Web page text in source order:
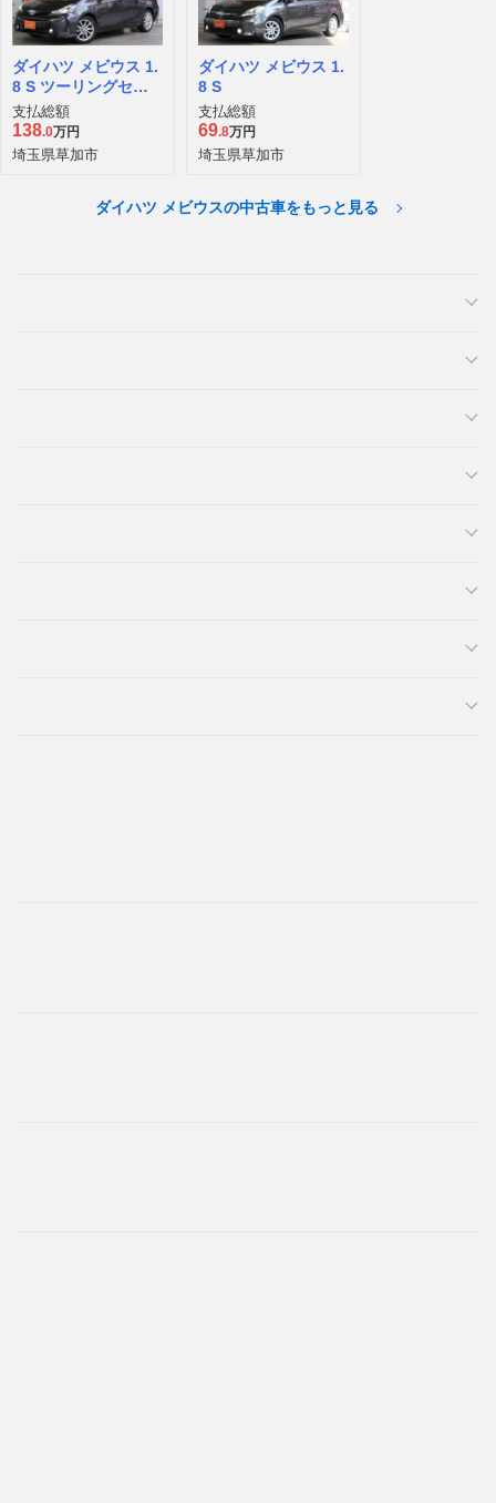
ダイハツ メビウス 1.
8 S ツーリングセレ
クション
支払総額
138.0万円
埼玉県草加市
ダイハツ メビウス 1.
8 S
支払総額
69.8万円
埼玉県草加市
ダイハツ メビウスの中古車をもっと見る